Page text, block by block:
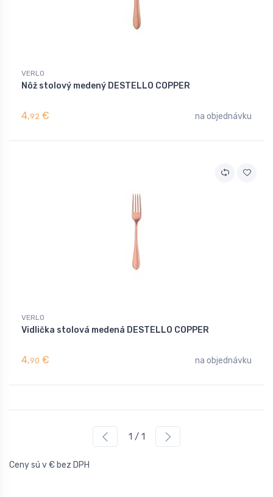
VERLO
Nôž stolový medený DESTELLO COPPER
4,92 € na objednávku
VERLO
Vidlička stolová medená DESTELLO COPPER
4,90 € na objednávku
1 / 1
Ceny sú v € bez DPH